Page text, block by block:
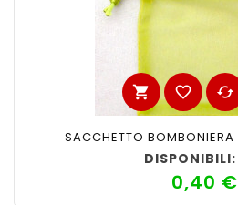
shopping_cart favorite_border cached
SACCHETTO
DISPONIBILI:
0,40 €